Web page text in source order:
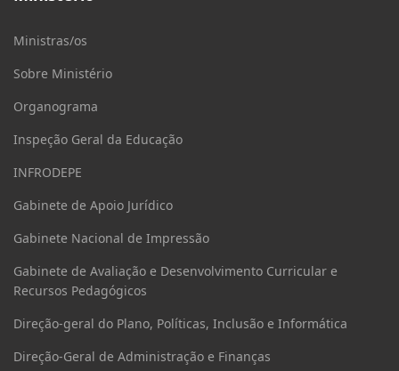
Ministras/os
Sobre Ministério
Organograma
Inspeção Geral da Educação
INFRODEPE
Gabinete de Apoio Jurídico
Gabinete Nacional de Impressão
Gabinete de Avaliação e Desenvolvimento Curricular e
Recursos Pedagógicos
Direção-geral do Plano, Políticas, Inclusão e Informática
Direção-Geral de Administração e Finanças